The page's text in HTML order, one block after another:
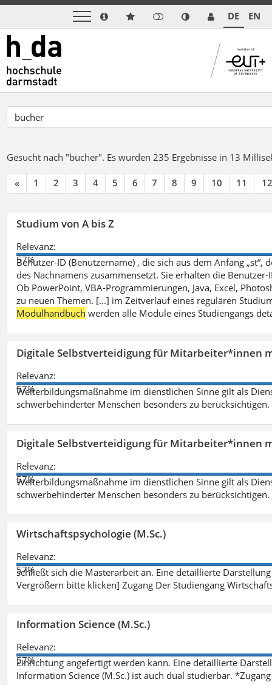
DE EN
Gesucht nach "bücher". Es wurden 235 Ergebnisse in 13
« 1 2 3 4 5 6 7 8 9 10 11 12
Studium von A bis Z
Relevanz:
57%
Benutzer-ID (Benutzername) , die sich aus dem Anfang „st“,
des Nachnamens zusammensetzt. Sie erhalten die
Ob PowerPoint, VBA-Programmierungen, Java, Excel,
zu neuen Themen. [...] im Zeitverlauf eines regulären
Modulhandbuch werden alle Module eines Studiengangs
Digitale Selbstverteidigung für Mitarbeiter*innen
Relevanz:
57%
Weiterbildungsmaßnahme im dienstlichen Sinne gilt als
schwerbehinderter Menschen besonders zu berücksichtigen.
Digitale Selbstverteidigung für Mitarbeiter*innen
Relevanz:
57%
Weiterbildungsmaßnahme im dienstlichen Sinne gilt als
schwerbehinderter Menschen besonders zu berücksichtigen.
Wirtschaftspsychologie (M.Sc.)
Relevanz:
57%
schließt sich die Masterarbeit an. Eine detaillierte
Vergrößern bitte klicken] Zugang Der Studiengang
Information Science (M.Sc.)
Relevanz:
57%
Einrichtung angefertigt werden kann. Eine detaillierte
Information Science (M.Sc.) ist auch dual studierbar.